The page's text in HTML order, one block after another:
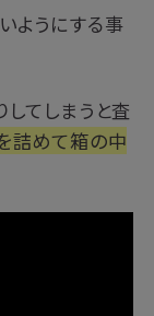
ようにする事
てしまうと査
詰めて箱の中